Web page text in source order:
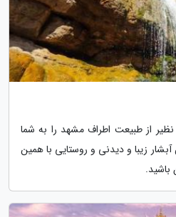
از طبیعت اطراف مشهد را به شما
زیبا و دیدنی و روستایی با همین
باشید.